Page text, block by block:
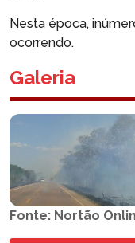
Nesta época,
ocorrendo.
Galeria
Fonte: Nortão